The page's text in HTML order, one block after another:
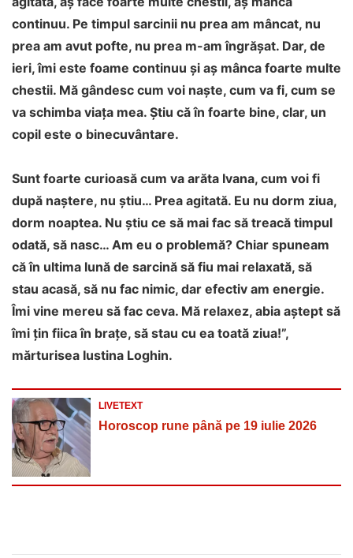
continuu. Pe timpul sarcinii nu prea am mâncat, nu
prea am avut pofte, nu prea m-am îngrășat. Dar, de
ieri, îmi este foame continuu și aș mânca foarte multe
chestii. Mă gândesc cum voi naște, cum va fi, cum se
va schimba viața mea. Știu că în foarte bine, clar, un
copil este o binecuvântare.
Sunt foarte curioasă cum va arăta Ivana, cum voi fi
după naștere, nu știu… Prea agitată. Eu nu dorm ziua,
dorm noaptea. Nu știu ce să mai fac să treacă timpul
odată, să nasc… Am eu o problemă? Chiar spuneam
că în ultima lună de sarcină să fiu mai relaxată, să
stau acasă, să nu fac nimic, dar efectiv am energie.
Îmi vine mereu să fac ceva. Mă relaxez, abia aștept să
îmi țin fiica în brațe, să stau cu ea toată ziua!”,
mărturisea Iustina Loghin.
LIVETEXT
Horoscop rune până pe 19 iulie 2026